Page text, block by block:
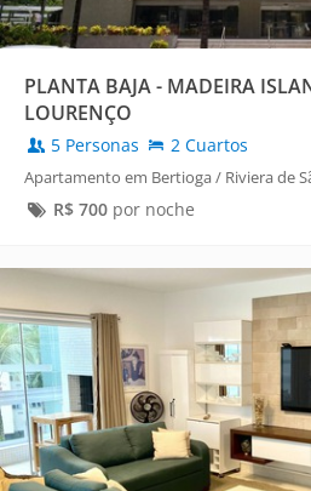
PLANTA BAJA - MADEIRA
LOURENÇO
5 Personas 2 Cuartos
Apartamento em Bertioga / Riviera de
R$ 700por noche